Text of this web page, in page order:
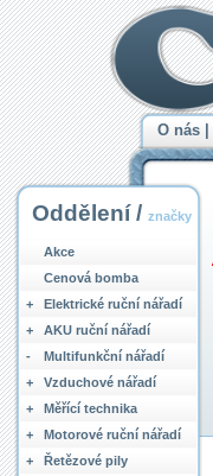
O nás
Oddělení / značky
Akce
Cenová bomba
+
Elektrické ruční nářadí
+
AKU ruční nářadí
-
Multifunkční nářadí
+
Vzduchové nářadí
+
Měřící technika
+
Motorové ruční nářadí
+
Řetězové pily